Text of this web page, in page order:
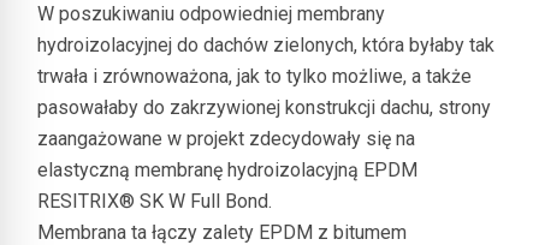
W poszukiwaniu odpowiedniej membrany
hydroizolacyjnej do dachów zielonych, która byłaby tak
trwała i zrównoważona, jak to tylko możliwe, a także
pasowałaby do zakrzywionej konstrukcji dachu, strony
zaangażowane w projekt zdecydowały się na
elastyczną membranę hydroizolacyjną EPDM
RESITRIX® SK W Full Bond.
Membrana ta łączy zalety EPDM z bitumem